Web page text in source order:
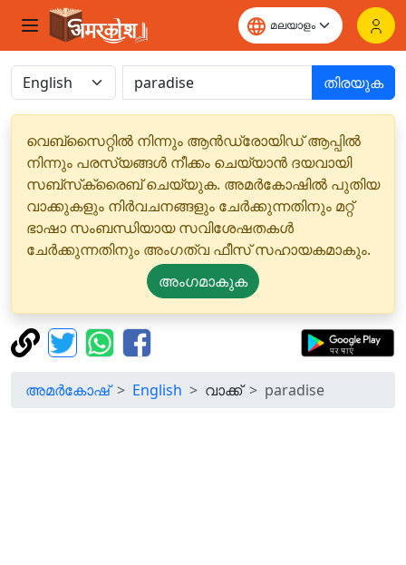
തിരയുക
വെബ്‌സൈറ്റിൽ നിന്നും ആൻഡ്രോയിഡ് ആപ്പിൽ
നിന്നും പരസ്യങ്ങൾ നീക്കം ചെയ്യാൻ ദയവായി
സബ്‌സ്‌ക്രൈബ് ചെയ്യുക. അമർകോഷിൽ പുതിയ
വാക്കുകളും നിർവചനങ്ങളും ചേർക്കുന്നതിനും മറ്റ്
ഭാഷാ സംബന്ധിയായ സവിശേഷതകൾ
ചേർക്കുന്നതിനും അംഗത്വ ഫീസ് സഹായകമാകും.
അംഗമാകുക
അമർകോഷ് English വാക്ക് paradise